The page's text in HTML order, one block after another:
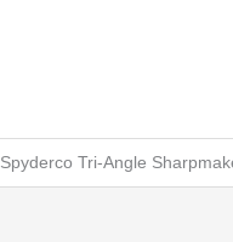
Spyderco Tri-Angle